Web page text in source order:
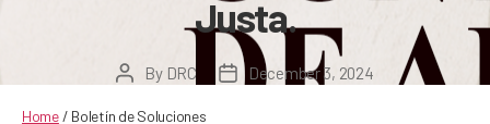
Justa.
PostBy DRC
PostDecember 3, 2024
Home/ Boletín de Soluciones